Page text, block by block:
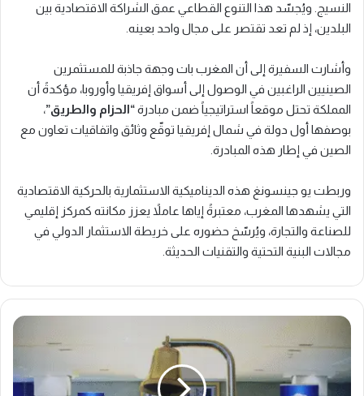
النسيج. ويُجسّد هذا التنوع القطاعي عمق الشراكة الاقتصادية بين
البلدين، إذ لم تعد تقتصر على مجال واحد بعينه.
وأشارت السفيرة إلى أن المغرب بات وجهة جاذبة للمستثمرين
الصينيين الراغبين في الوصول إلى أسواق إفريقيا وأوروبا، مؤكدةً أن
المملكة تحتل موقعاً استراتيجياً ضمن مبادرة“الحزام والطريق”،
بوصفها أول دولة في شمال إفريقيا توقّع وثائق واتفاقيات تعاون مع
الصين في إطار هذه المبادرة.
وربطت يو جينسونغ هذه الديناميكية الاستثمارية بالحركية الاقتصادية
التي يشهدها المغرب، معتبرةً إياها عاملاً يعزز مكانته كمركز إقليمي
للصناعة والتجارة، ويُرسّخ حضوره على خريطة الاستثمار الدولي في
مجالات البنية التحتية والتقنيات الحديثة.
رقم
المدرجة